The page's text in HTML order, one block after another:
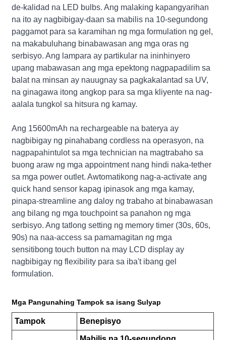
de-kalidad na LED bulbs. Ang malaking kapangyarihan
na ito ay nagbibigay-daan sa mabilis na 10-segundong
paggamot para sa karamihan ng mga formulation ng gel,
na makabuluhang binabawasan ang mga oras ng
serbisyo. Ang lampara ay partikular na ininhinyero
upang mabawasan ang mga epektong nagpapadilim sa
balat na minsan ay nauugnay sa pagkakalantad sa UV,
na ginagawa itong angkop para sa mga kliyente na nag-
aalala tungkol sa hitsura ng kamay.
Ang 15600mAh na rechargeable na baterya ay
nagbibigay ng pinahabang cordless na operasyon, na
nagpapahintulot sa mga technician na magtrabaho sa
buong araw ng mga appointment nang hindi naka-tether
sa mga power outlet. Awtomatikong nag-a-activate ang
quick hand sensor kapag ipinasok ang mga kamay,
pinapa-streamline ang daloy ng trabaho at binabawasan
ang bilang ng mga touchpoint sa panahon ng mga
serbisyo. Ang tatlong setting ng memory timer (30s, 60s,
90s) na naa-access sa pamamagitan ng mga
sensitibong touch button na may LCD display ay
nagbibigay ng flexibility para sa iba't ibang gel
formulation.
Mga Pangunahing Tampok sa isang Sulyap
Tampok Benepisyo